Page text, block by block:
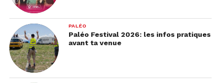
PALÉO
Paléo Festival 2026: les infos pratiques
avant ta venue